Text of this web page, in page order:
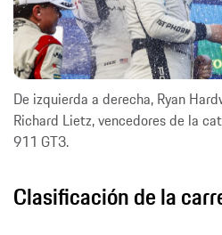
De izquierda a derecha, Ryan
Richard Lietz, vencedores de la
911 GT3.
Clasificación de la